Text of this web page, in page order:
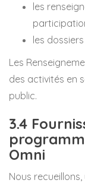
les
les
Les
des activités en
public.
3.4
Omni
Nous